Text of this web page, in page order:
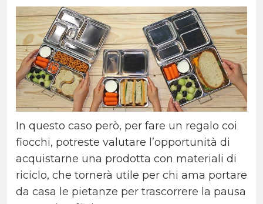
In questo caso però, per fare un regalo coi
fiocchi, potreste valutare l’opportunità di
acquistarne una prodotta con materiali di
riciclo, che tornerà utile per chi ama portare
da casa le pietanze per trascorrere la pausa